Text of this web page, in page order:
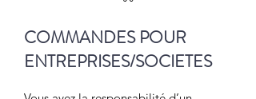
COMMANDES POUR
ENTREPRISES/SOCIETES